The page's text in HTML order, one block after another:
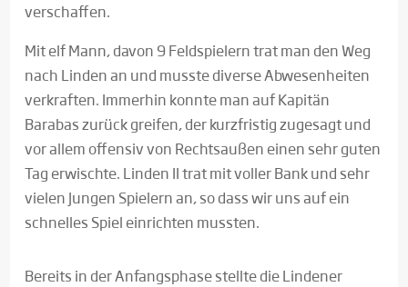
verschaffen.
Mit elf Mann, davon 9 Feldspielern trat man den Weg
nach Linden an und musste diverse Abwesenheiten
verkraften. Immerhin konnte man auf Kapitän
Barabas zurück greifen, der kurzfristig zugesagt und
vor allem offensiv von Rechtsaußen einen sehr guten
Tag erwischte. Linden II trat mit voller Bank und sehr
vielen Jungen Spielern an, so dass wir uns auf ein
schnelles Spiel einrichten mussten.
Bereits in der Anfangsphase stellte die Lindener